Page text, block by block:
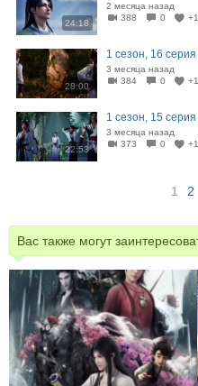
24:18
2 месяца назад
388
0
28:00
1 сезон, 16 серия
3 месяца назад
384
0
22:53
1 сезон, 15 серия
3 месяца назад
373
0
1 2
Вас также могут